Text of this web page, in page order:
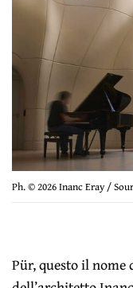
Ph. © 2026 Inanc Eray /
Pür, questo il